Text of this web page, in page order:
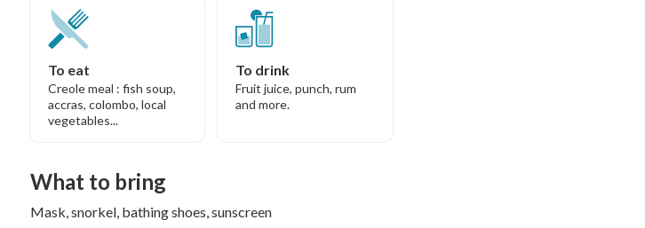
To eat
Creole meal : fish soup,
accras, colombo, local
vegetables...
To drink
Fruit juice, punch, rum
and more.
What to bring
Mask, snorkel, bathing shoes, sunscreen